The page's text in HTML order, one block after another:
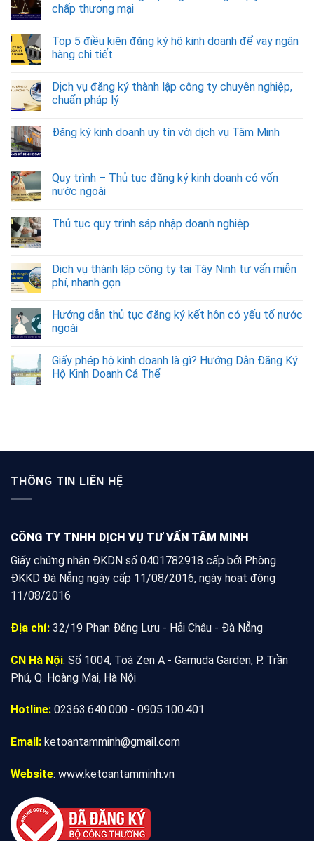
chấp thương mại
Top 5 điều kiện đăng ký hộ kinh doanh để vay ngân
hàng chi tiết
Dịch vụ đăng ký thành lập công ty chuyên nghiệp,
chuẩn pháp lý
Đăng ký kinh doanh uy tín với dịch vụ Tâm Minh
Quy trình – Thủ tục đăng ký kinh doanh có vốn
nước ngoài
Thủ tục quy trình sáp nhập doanh nghiệp
Dịch vụ thành lập công ty tại Tây Ninh tư vấn miễn
phí, nhanh gọn
Hướng dẫn thủ tục đăng ký kết hôn có yếu tố nước
ngoài
Giấy phép hộ kinh doanh là gì? Hướng Dẫn Đăng Ký
Hộ Kinh Doanh Cá Thể
THÔNG TIN LIÊN HỆ
CÔNG TY TNHH DỊCH VỤ TƯ VẤN TÂM MINH
Giấy chứng nhận ĐKDN số 0401782918 cấp bởi Phòng
ĐKKD Đà Nẵng ngày cấp 11/08/2016, ngày hoạt động
11/08/2016
Địa chỉ: 32/19 Phan Đăng Lưu - Hải Châu - Đà Nẵng
CN Hà Nội: Số 1004, Toà Zen A - Gamuda Garden, P. Trần
Phú, Q. Hoàng Mai, Hà Nội
Hotline: 02363.640.000 - 0905.100.401
Email: ketoantamminh@gmail.com
Website: www.ketoantamminh.vn